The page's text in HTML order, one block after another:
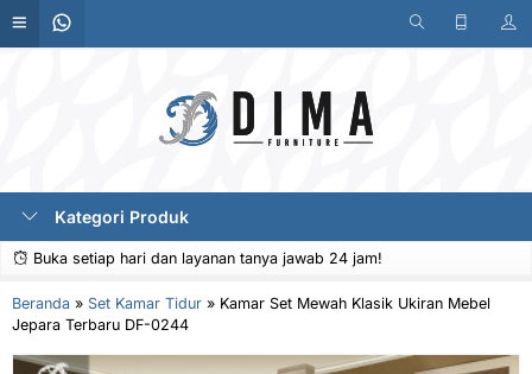
Kategori Produk
Buka setiap hari dan layanan tanya jawab 24 jam!
Beranda » Set Kamar Tidur » Kamar Set Mewah Klasik Ukiran Mebel
Jepara Terbaru DF-0244